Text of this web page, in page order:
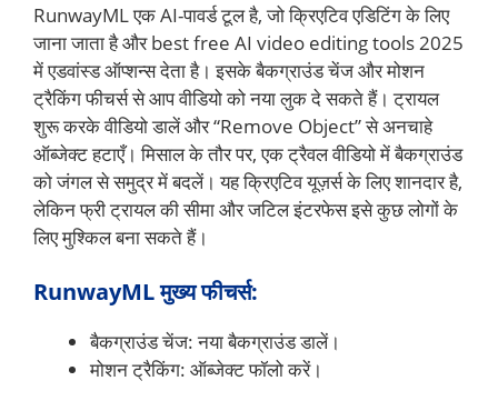
RunwayML एक AI-पावर्ड टूल है, जो क्रिएटिव एडिटिंग के लिए
जाना जाता है और best free AI video editing tools 2025
में एडवांस्ड ऑप्शन्स देता है। इसके बैकग्राउंड चेंज और मोशन
ट्रैकिंग फीचर्स से आप वीडियो को नया लुक दे सकते हैं। ट्रायल
शुरू करके वीडियो डालें और “Remove Object” से अनचाहे
ऑब्जेक्ट हटाएँ। मिसाल के तौर पर, एक ट्रैवल वीडियो में बैकग्राउंड
को जंगल से समुद्र में बदलें। यह क्रिएटिव यूज़र्स के लिए शानदार है,
लेकिन फ्री ट्रायल की सीमा और जटिल इंटरफेस इसे कुछ लोगों के
लिए मुश्किल बना सकते हैं।
RunwayML मुख्य फीचर्स:
बैकग्राउंड चेंज: नया बैकग्राउंड डालें।
मोशन ट्रैकिंग: ऑब्जेक्ट फॉलो करें।